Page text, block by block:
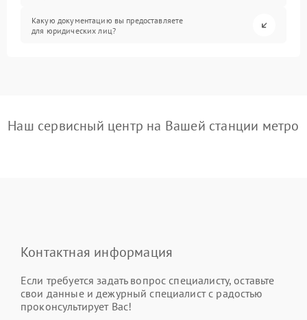
Какую документацию вы предоставляете
для юридических лиц?
Наш сервисный центр на Вашей станции метро
Контактная информация
Если требуется задать вопрос специалисту, оставьте
свои данные и дежурный специалист с радостью
проконсультирует Вас!